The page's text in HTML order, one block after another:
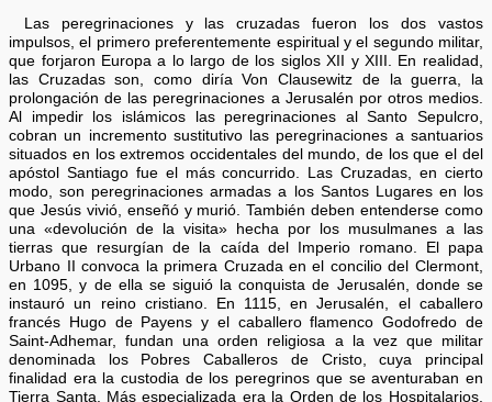
Las peregrinaciones y las cruzadas fueron los dos vastos
impulsos, el primero preferentemente espiritual y el segundo militar,
que forjaron Europa a lo largo de los siglos XII y XIII. En realidad,
las Cruzadas son, como diría Von Clausewitz de la guerra, la
prolongación de las peregrinaciones a Jerusalén por otros medios.
Al impedir los islámicos las peregrinaciones al Santo Sepulcro,
cobran un incremento sustitutivo las peregrinaciones a santuarios
situados en los extremos occidentales del mundo, de los que el del
apóstol Santiago fue el más concurrido. Las Cruzadas, en cierto
modo, son peregrinaciones armadas a los Santos Lugares en los
que Jesús vivió, enseñó y murió. También deben entenderse como
una «devolución de la visita» hecha por los musulmanes a las
tierras que resurgían de la caída del Imperio romano. El papa
Urbano II convoca la primera Cruzada en el concilio del Clermont,
en 1095, y de ella se siguió la conquista de Jerusalén, donde se
instauró un reino cristiano. En 1115, en Jerusalén, el caballero
francés Hugo de Payens y el caballero flamenco Godofredo de
Saint-Adhemar, fundan una orden religiosa a la vez que militar
denominada los Pobres Caballeros de Cristo, cuya principal
finalidad era la custodia de los peregrinos que se aventuraban en
Tierra Santa. Más especializada era la Orden de los Hospitalarios,